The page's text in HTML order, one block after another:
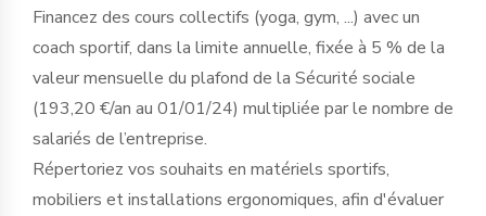
Financez des cours collectifs (yoga, gym, ...) avec un
coach sportif, dans la limite annuelle, fixée à 5 % de la
valeur mensuelle du plafond de la Sécurité sociale
(193,20 €/an au 01/01/24) multipliée par le nombre de
salariés de l’entreprise.
Répertoriez vos souhaits en matériels sportifs,
mobiliers et installations ergonomiques, afin d'évaluer